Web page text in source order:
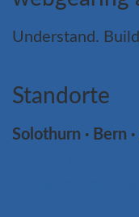
Understand.
Standorte
Solothurn · Bern